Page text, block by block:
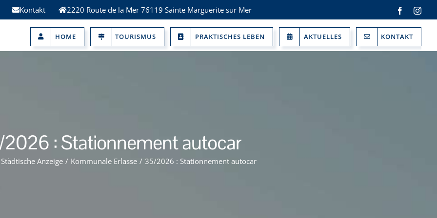
Kontakt 2220 Route de la Mer 76119 Sainte Marguerite sur Mer Facebook
HOME TOURISMUS PRAKTISCHES LEBEN AKTUELLES KONTAKT
: Stationnement autocar
Städtische Anzeige / Kommunale Erlasse / 35/2026 : Stationnement autocar